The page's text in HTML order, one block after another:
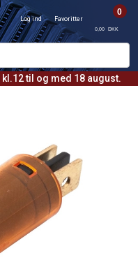
til og med 18 august.
Log ind Favoritter
0
0,00 DKK